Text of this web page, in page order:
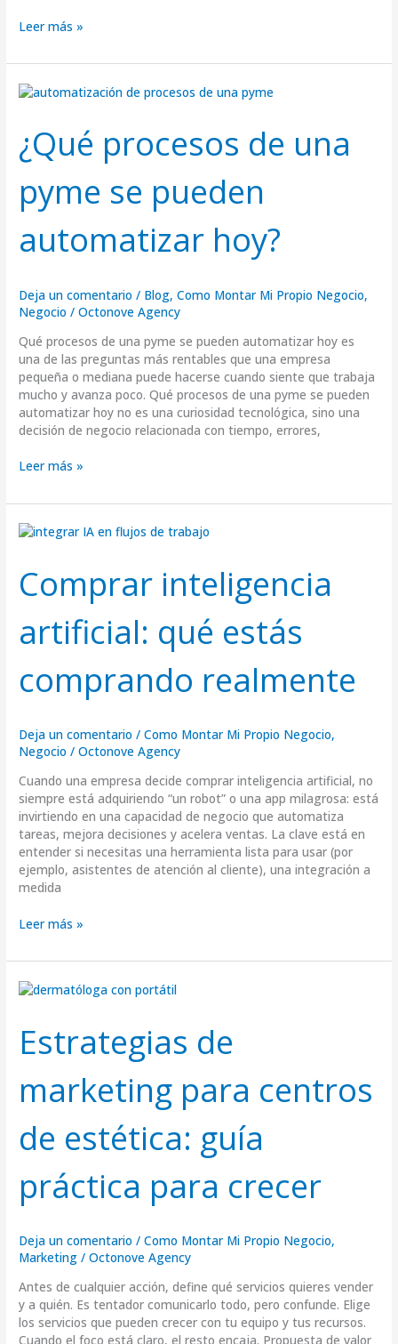
Leer más »
¿Qué procesos de una
pyme se pueden
automatizar hoy?
Deja un comentario / Blog,Como Montar Mi Propio Negocio,
Negocio /Octonove Agency
Qué procesos de una pyme se pueden automatizar hoy es
una de las preguntas más rentables que una empresa
pequeña o mediana puede hacerse cuando siente que trabaja
mucho y avanza poco. Qué procesos de una pyme se pueden
automatizar hoy no es una curiosidad tecnológica, sino una
decisión de negocio relacionada con tiempo, errores,
¿Qué
una
pyme
pueden
automatizar
hoy?
Leer más »
Comprar inteligencia
artificial: qué estás
comprando realmente
Deja un comentario /Como Montar Mi Propio Negocio,
Negocio /Octonove Agency
Cuando una empresa decide comprar inteligencia artificial, no
siempre está adquiriendo “un robot” o una app milagrosa: está
invirtiendo en una capacidad de negocio que automatiza
tareas, mejora decisiones y acelera ventas. La clave está en
entender si necesitas una herramienta lista para usar (por
ejemplo, asistentes de atención al cliente), una integración a
medida
Comprar
qué
estás
comprando
realmente
Leer más »
Estrategias de
marketing para centros
de estética: guía
práctica para crecer
Deja un comentario /Como Montar Mi Propio Negocio,
Marketing /Octonove Agency
Antes de cualquier acción, define qué servicios quieres vender
y a quién. Es tentador comunicarlo todo, pero confunde. Elige
los servicios que pueden crecer con tu equipo y tus recursos.
Cuando el foco está claro, el resto encaja. Propuesta de valor
Estrategias
para
centros
estética:
práctica
para